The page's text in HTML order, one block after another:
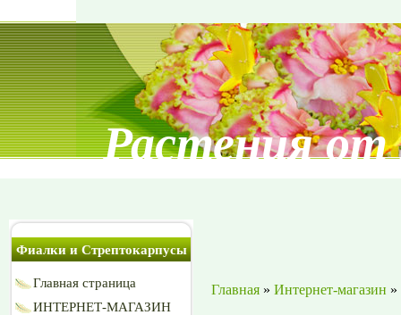
Растения
Фиалки и Стрептокарпусы
Главная страница
ИНТЕРНЕТ-МАГАЗИН
Главная » Интернет-магазин »